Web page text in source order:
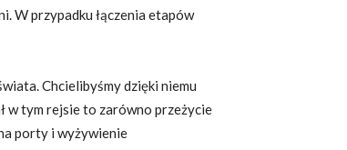
W przypadku łączenia etapów
Chcielibyśmy dzięki niemu
w tym rejsie to zarówno przeżycie
porty i wyżywienie